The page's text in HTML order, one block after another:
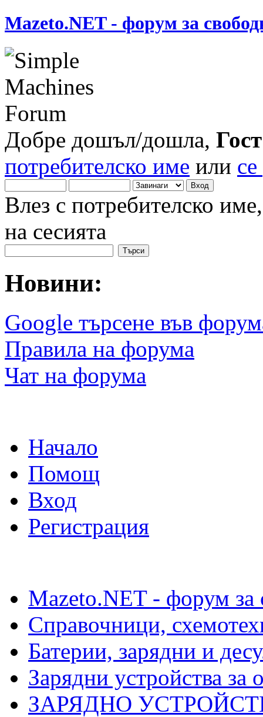
Mazeto.NET - форум за
Добре дошъл/дошла, Гост
потребителско име или
Влез с потребителско
на сесията
Новини:
Google търсене във
Правила на форума
Чат на форума
Начало
Помощ
Вход
Регистрация
Mazeto.NET - форум за
Справочници,
Батерии, зарядни и
Зарядни устройства за
ЗАРЯДНО